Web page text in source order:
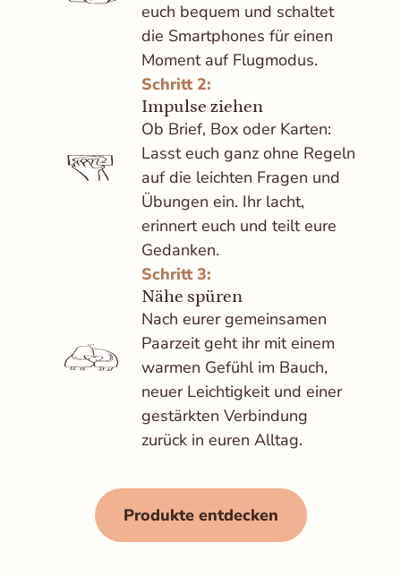
euch bequem und schaltet
die Smartphones für einen
Moment auf Flugmodus.
Schritt 2:
Impulse ziehen
Ob Brief, Box oder Karten:
Lasst euch ganz ohne Regeln
auf die leichten Fragen und
Übungen ein. Ihr lacht,
erinnert euch und teilt eure
Gedanken.
Schritt 3:
Nähe spüren
Nach eurer gemeinsamen
Paarzeit geht ihr mit einem
warmen Gefühl im Bauch,
neuer Leichtigkeit und einer
gestärkten Verbindung
zurück in euren Alltag.
Produkte entdecken